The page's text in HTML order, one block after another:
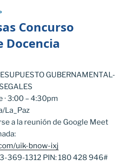
Concurso
Docencia
GUBERNAMENTAL-
· 3:00 – 4:30pm
La_Paz
a la reunión de Google Meet
uik-bnow-ixj
369-1312‬ PIN: ‪180 428 946‬#